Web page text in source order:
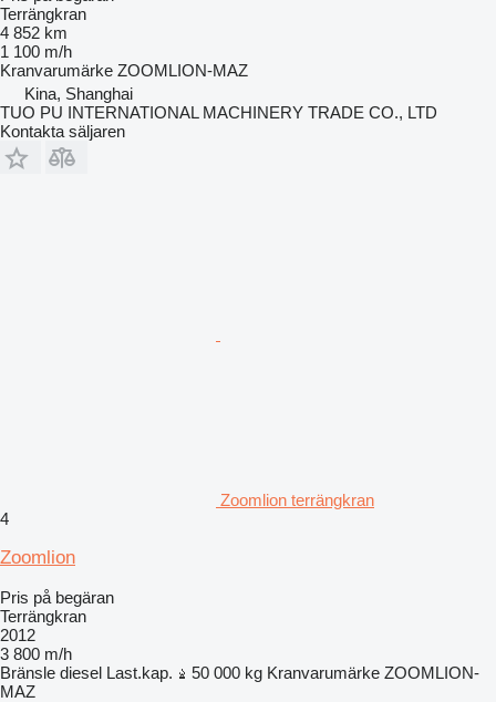
Terrängkran
4 852 km
1 100 m/h
Kranvarumärke ZOOMLION-MAZ
Kina, Shanghai
TUO PU INTERNATIONAL MACHINERY TRADE CO., LTD
Kontakta säljaren
Zoomlion terrängkran
4
Zoomlion
Pris på begäran
Terrängkran
2012
3 800 m/h
Bränsle diesel Last.kap. 50 000 kg Kranvarumärke ZOOMLION-
MAZ